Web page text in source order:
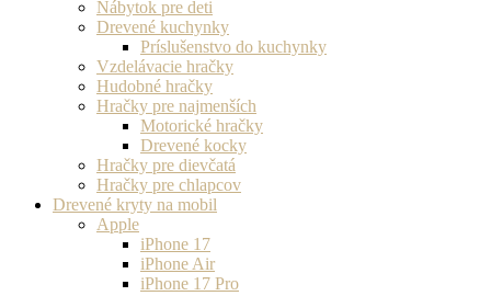
Nábytok pre deti
Drevené kuchynky
Príslušenstvo do kuchynky
Vzdelávacie hračky
Hudobné hračky
Hračky pre najmenších
Motorické hračky
Drevené kocky
Hračky pre dievčatá
Hračky pre chlapcov
Drevené kryty na mobil
Apple
iPhone 17
iPhone Air
iPhone 17 Pro